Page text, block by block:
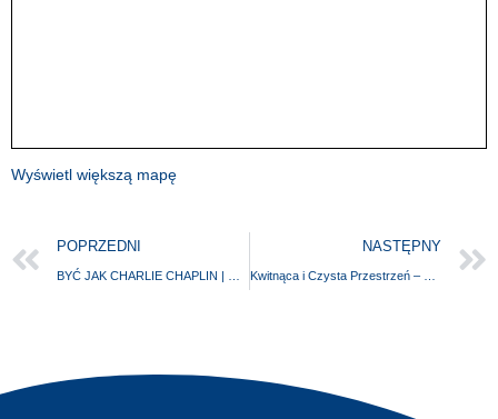
Wyświetl większą mapę
POPRZEDNI NASTĘPNY